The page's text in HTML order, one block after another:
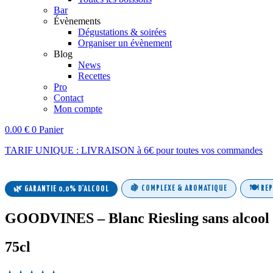
Bar
Évènements
Dégustations & soirées
Organiser un évènement
Blog
News
Recettes
Pro
Contact
Mon compte
0.00 € 0 Panier
TARIF UNIQUE : LIVRAISON à 6€ pour toutes vos commandes
🌿 GARANTIE 0,0% D'ALCOOL 🍇 COMPLEXE & AROMATIQUE 🍽️
GOODVINES – Blanc Riesling sans alcool
75cl